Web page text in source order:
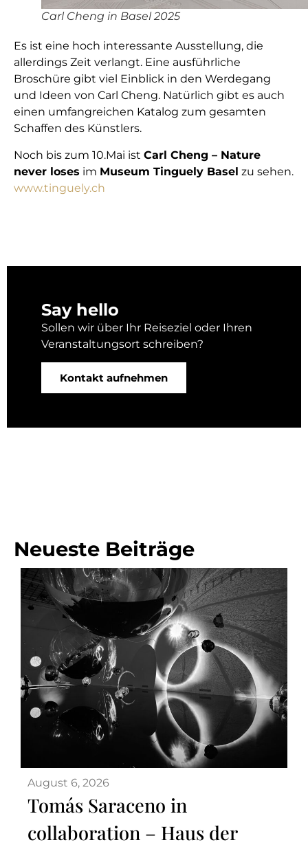
Carl Cheng in Basel 2025
Es ist eine hoch interessante Ausstellung, die
allerdings Zeit verlangt. Eine ausführliche
Broschüre gibt viel Einblick in den Werdegang
und Ideen von Carl Cheng. Natürlich gibt es auch
einen umfangreichen Katalog zum gesamten
Schaffen des Künstlers.
Noch bis zum 10.Mai ist Carl Cheng – Nature
never loses im Museum Tinguely Basel zu sehen.
www.tinguely.ch
Say hello
Sollen wir über Ihr Reiseziel oder Ihren
Veranstaltungsort schreiben?
Kontakt aufnehmen
Neueste Beiträge
August 6, 2026
Tomás Saraceno in
collaboration – Haus der